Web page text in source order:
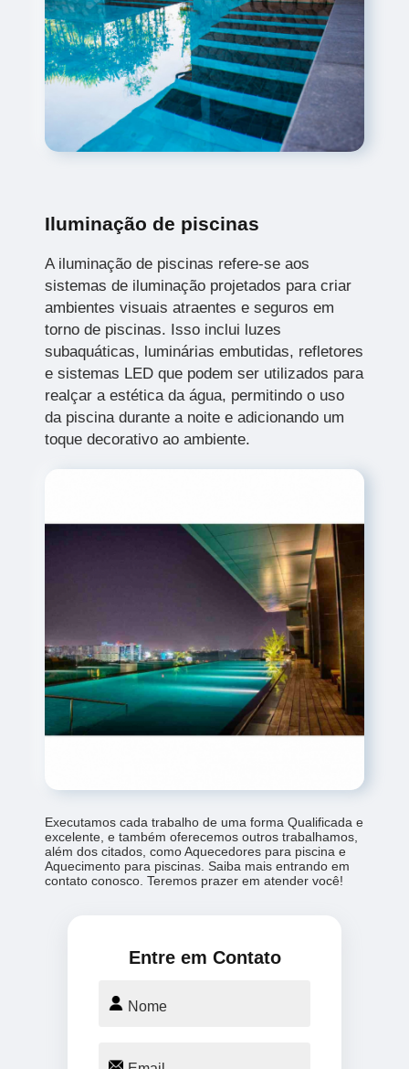
Iluminação de piscinas
A iluminação de piscinas refere-se aos
sistemas de iluminação projetados para criar
ambientes visuais atraentes e seguros em
torno de piscinas. Isso inclui luzes
subaquáticas, luminárias embutidas, refletores
e sistemas LED que podem ser utilizados para
realçar a estética da água, permitindo o uso
da piscina durante a noite e adicionando um
toque decorativo ao ambiente.
Executamos cada trabalho de uma forma Qualificada e
excelente, e também oferecemos outros trabalhamos,
além dos citados, como Aquecedores para piscina e
Aquecimento para piscinas. Saiba mais entrando em
contato conosco. Teremos prazer em atender você!
Entre em Contato